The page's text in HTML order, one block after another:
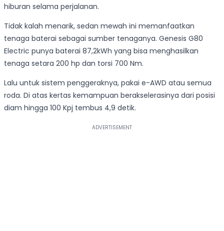
hiburan selama perjalanan.
Tidak kalah menarik, sedan mewah ini memanfaatkan
tenaga baterai sebagai sumber tenaganya. Genesis G80
Electric punya baterai 87,2kWh yang bisa menghasilkan
tenaga setara 200 hp dan torsi 700 Nm.
Lalu untuk sistem penggeraknya, pakai e-AWD atau semua
roda. Di atas kertas kemampuan berakselerasinya dari posisi
diam hingga 100 Kpj tembus 4,9 detik.